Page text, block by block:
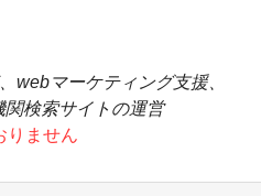
webマーケティング支援、
検索サイトの運営
りません